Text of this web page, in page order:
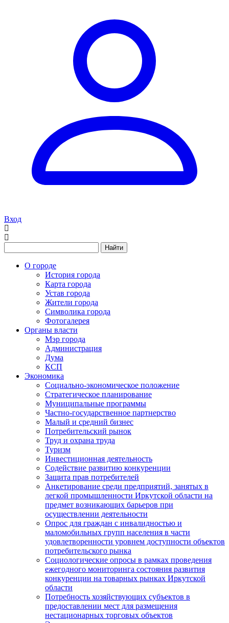
Вход
Найти
О городе
История города
Карта города
Устав города
Жители города
Символика города
Фотогалерея
Органы власти
Мэр города
Администрация
Дума
КСП
Экономика
Социально-экономическое положение
Стратегическое планирование
Муниципальные программы
Частно-государственное партнерство
Малый и средний бизнес
Потребительский рынок
Труд и охрана труда
Туризм
Инвестиционная деятельность
Содействие развитию конкуренции
Защита прав потребителей
Анкетирование среди предприятий, занятых в
легкой промышленности Иркутской области на
предмет возникающих барьеров при
осуществлении деятельности
Опрос для граждан с инвалидностью и
маломобильных групп населения в части
удовлетворенности уровнем доступности объектов
потребительского рынка
Социологические опросы в рамках проведения
ежегодного мониторинга состояния развития
конкуренции на товарных рынках Иркутской
области
Потребность хозяйствующих субъектов в
предоставлении мест для размещения
нестационарных торговых объектов